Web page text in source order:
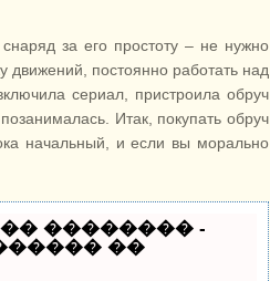
за его простоту – не нужно
движений, постоянно работать над
сериал, пристроила обруч
Итак, покупать обруч
начальный, и если вы морально
�������� -
��